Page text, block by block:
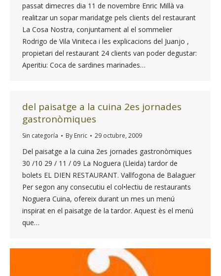
passat dimecres dia 11 de novembre Enric Millà va
realitzar un sopar maridatge pels clients del restaurant
La Cosa Nostra, conjuntament al el sommelier
Rodrigo de Vila Viniteca i les explicacions del Juanjo ,
propietari del restaurant 24 clients van poder degustar:
Aperitiu: Coca de sardines marinades…
del paisatge a la cuina 2es jornades
gastronòmiques
Sin categoría By Enric 29 octubre, 2009
Del paisatge a la cuina 2es jornades gastronòmiques
30 /10 29 / 11 / 09 La Noguera (Lleida) tardor de
bolets EL DIEN RESTAURANT. Vallfogona de Balaguer
Per segon any consecutiu el col•lectiu de restaurants
Noguera Cuina, ofereix durant un mes un menú
inspirat en el paisatge de la tardor. Aquest ès el menú
que…